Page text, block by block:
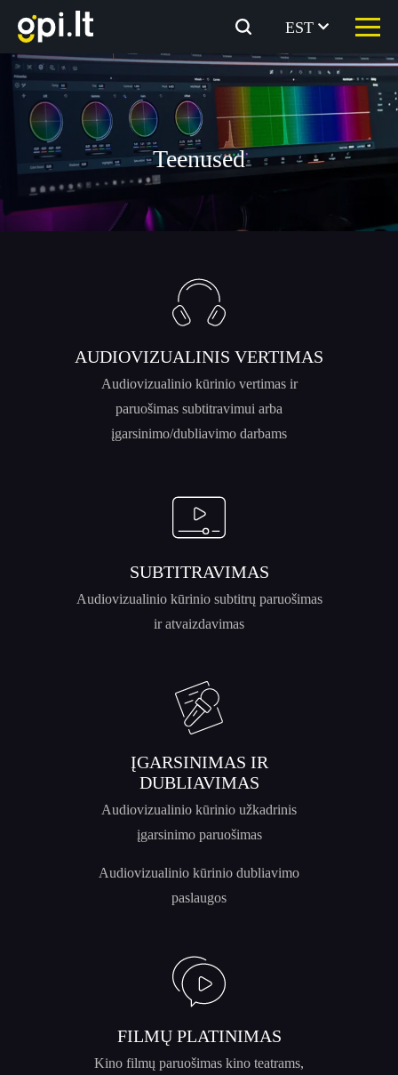
content
EST
Teenused
AUDIOVIZUALINIS VERTIMAS
Audiovizualinio kūrinio vertimas ir
paruošimas subtitravimui arba
įgarsinimo/dubliavimo darbams
SUBTITRAVIMAS
Audiovizualinio kūrinio subtitrų paruošimas
ir atvaizdavimas
ĮGARSINIMAS IR
DUBLIAVIMAS
Audiovizualinio kūrinio užkadrinis
įgarsinimo paruošimas
Audiovizualinio kūrinio dubliavimo
paslaugos
FILMŲ PLATINIMAS
Kino filmų paruošimas kino teatrams,